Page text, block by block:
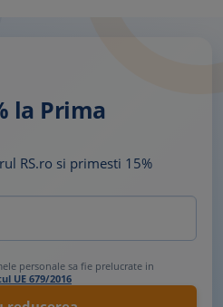
la Prima
RS.ro si primesti 15%
personale sa fie prelucrate in
UE 679/2016